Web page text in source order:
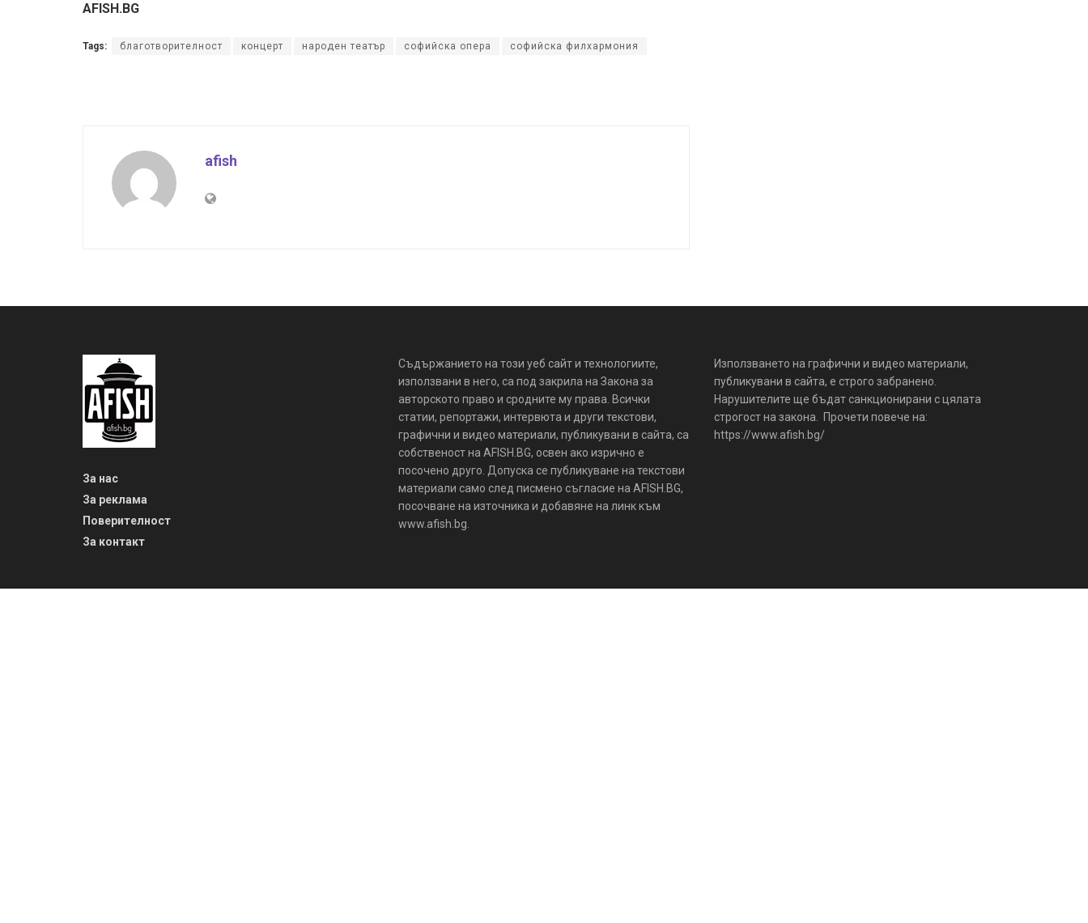
AFISH.BG
Tags: благотворителност концерт народен театър софийска опера софийска филхармония
afish
За нас
За реклама
Поверителност
За контакт
Съдържанието на този уеб сайт и технологиите,
използвани в него, са под закрила на Закона за
авторското право и сродните му права. Всички
статии, репортажи, интервюта и други текстови,
графични и видео материали, публикувани в сайта, са
собственост на AFISH.BG, освен ако изрично е
посочено друго. Допуска се публикуване на текстови
материали само след писмено съгласие на AFISH.BG,
посочване на източника и добавяне на линк към
www.afish.bg.
Използването на графични и видео материали,
публикувани в сайта, е строго забранено.
Нарушителите ще бъдат санкционирани с цялата
строгост на закона. Прочети повече на:
https://www.afish.bg/